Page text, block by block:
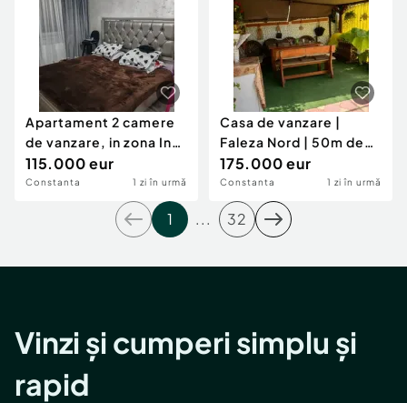
Apartament 2 camere
de vanzare, in zona Inel
II - Calipso Re
115.000 eur
Constanta 1 zi în urmă
Casa de vanzare |
Faleza Nord | 50m de
Plaja Reyna
175.000 eur
Constanta 1 zi în urmă
1 ... 32
Vinzi și cumperi simplu și
rapid